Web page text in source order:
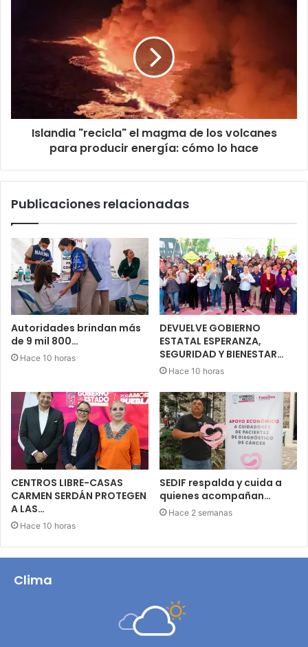
Islandia "recicla" el magma de los volcanes
para producir energía: cómo lo hace
Publicaciones relacionadas
Autoridades brindan más
de 9 mil 800…
Hace 10 horas
DEVUELVE GOBIERNO
ESTATAL ESPERANZA,
SEGURIDAD Y BIENESTAR…
Hace 10 horas
CENTROS LIBRE-CASAS
CARMEN SERDÁN PROTEGEN
A LAS…
Hace 10 horas
SEDIF respalda y cuida a
quienes acompañan…
Hace 2 semanas
Clima